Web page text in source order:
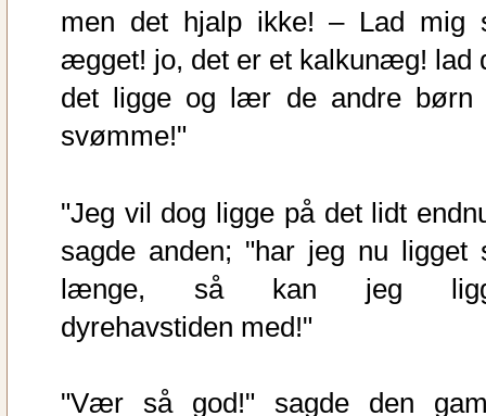
men det hjalp ikke! – Lad mig
ægget! jo, det er et kalkunæg! lad
det ligge og lær de andre børn
svømme!"
"Jeg vil dog ligge på det lidt
sagde anden; "har jeg nu ligget
længe, så kan jeg
dyrehavstiden med!"
"Vær så god!" sagde den